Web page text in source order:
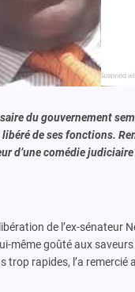
du gouvernement
de ses fonctions.
d’une comédie
de l’ex-sénateur
même goûté aux
rapides, l’a remercié